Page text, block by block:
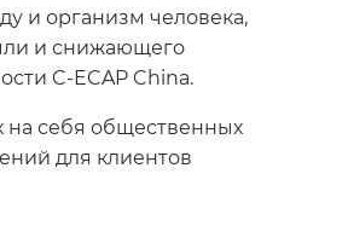
и организм человека,
и снижающего
C-ECAP China.
на себя общественных
для клиентов